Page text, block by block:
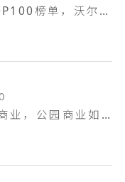
中国超市TOP100榜单，沃尔玛何以越跑越远
什么是公园商业，公园商业如何打造